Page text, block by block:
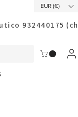
EUR (€)